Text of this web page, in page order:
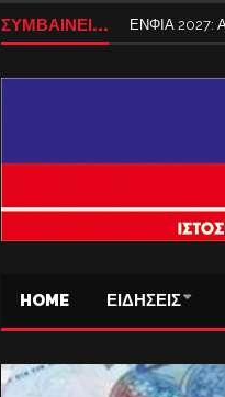
ΣΥΜΒΑΙΝΕΙ... Tέλος από
HOME ΕΙΔΗΣΕΙΣ